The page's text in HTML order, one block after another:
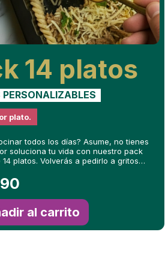
14 platos
PERSONALIZABLES
plato.
todos los días? Asume, no tienes
soluciona tu vida con nuestro pack
14 platos. Volverás a pedirlo a gritos…
al carrito